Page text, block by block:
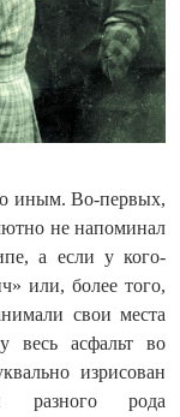
иным. Во-первых,
не напоминал
а если у кого-
или, более того,
свои места
весь асфальт во
изрисован
разного рода